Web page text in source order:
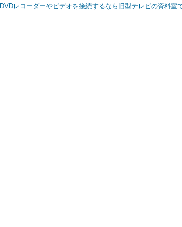
DVDレコーダーやビデオを接続するなら旧型テレビの資料室